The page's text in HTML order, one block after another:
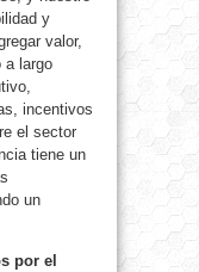
y
valor,
a largo
incentivos
el sector
tiene un
un
por el